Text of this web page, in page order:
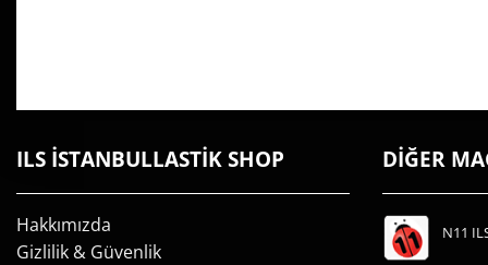
ILS İSTANBULLASTİK SHOP
Hakkımızda
Gizlilik & Güvenlik
DİĞER
N11